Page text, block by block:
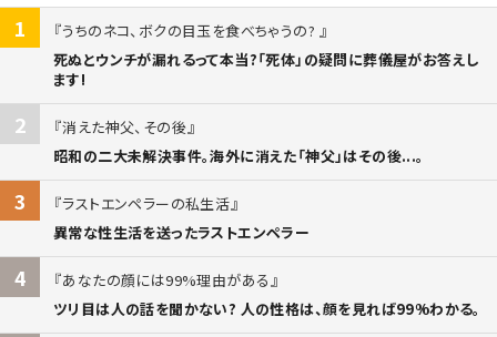
1
うちのネコ、ボクの目玉を食べちゃうの?
死ぬとウンチが漏れるって本当?「死体」の疑問に葬儀屋がお答えし
ます!
2
消えた神父、その後
昭和の二大未解決事件。海外に消えた「神父」はその後...。
3
ラストエンペラーの私生活
異常な性生活を送ったラストエンペラー
4
あなたの顔には99%理由がある
ツリ目は人の話を聞かない? 人の性格は、顔を見れば99%わかる。